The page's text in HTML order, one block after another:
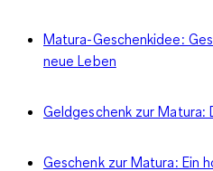
Matura-Geschenkidee:
neue Leben
Geldgeschenk zur Matura:
Geschenk zur Matura: Ein